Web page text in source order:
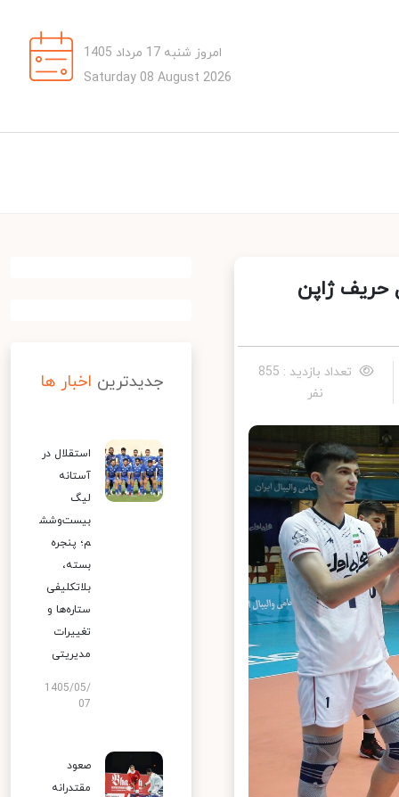
امروز شنبه 17 مرداد 1405
Saturday 08 August 2026
حریف ژاپن
تعداد بازدید : 855
نفر
جدیدترین اخبار ها
استقلال در
آستانه
لیگ
بیست‌وشش
م؛ پنجره
بسته،
بلاتکلیفی
ستاره‌ها و
تغییرات
مدیریتی
1405/05/
07
صعود
مقتدرانه